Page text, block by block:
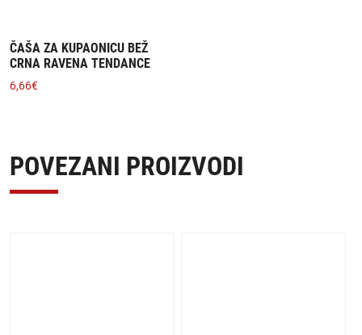
ČAŠA ZA KUPAONICU BEŽ
CRNA RAVENA TENDANCE
6,66€
POVEZANI PROIZVODI